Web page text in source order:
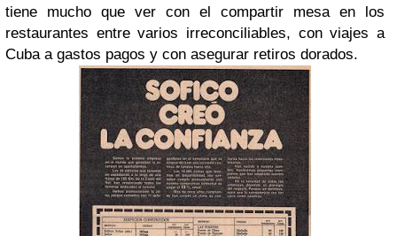
tiene mucho que ver con el compartir mesa en los
restaurantes entre varios irreconciliables, con viajes a
Cuba a gastos pagos y con asegurar retiros dorados.